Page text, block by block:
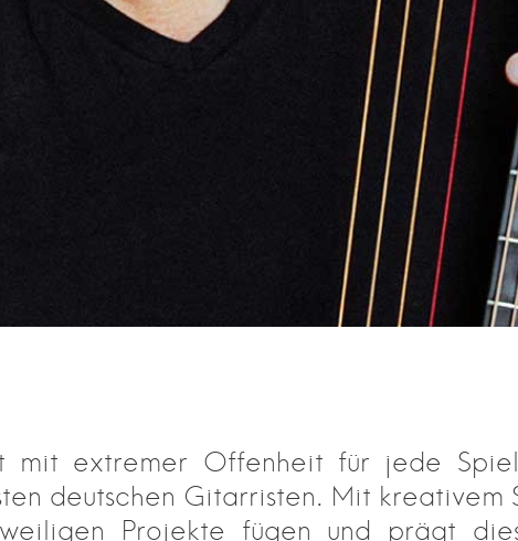
mit extremer Offenheit für jede
deutschen Gitarristen. Mit kreativem
Projekte fügen und prägt